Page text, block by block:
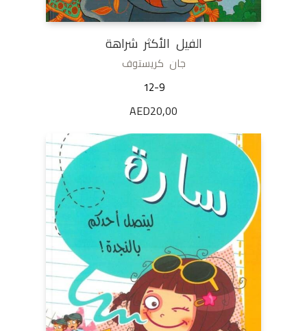
الفيل الأكثر شراهة
جان كريستوف
12-9
AED20,00